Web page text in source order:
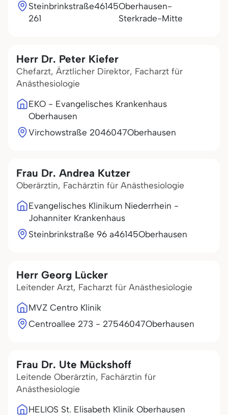
Steinbrinkstraße
261
46145Oberhausen-
Sterkrade-Mitte
Herr Dr. Peter Kiefer
Chefarzt, Ärztlicher Direktor, Facharzt für
Anästhesiologie
EKO - Evangelisches Krankenhaus
Oberhausen
Virchowstraße 2046047Oberhausen
Frau Dr. Andrea Kutzer
Oberärztin, Fachärztin für Anästhesiologie
Evangelisches Klinikum Niederrhein -
Johanniter Krankenhaus
Steinbrinkstraße 96 a46145Oberhausen
Herr Georg Lücker
Leitender Arzt, Facharzt für Anästhesiologie
MVZ Centro Klinik
Centroallee 273 - 27546047Oberhausen
Frau Dr. Ute Mückshoff
Leitende Oberärztin, Fachärztin für
Anästhesiologie
HELIOS St. Elisabeth Klinik Oberhausen